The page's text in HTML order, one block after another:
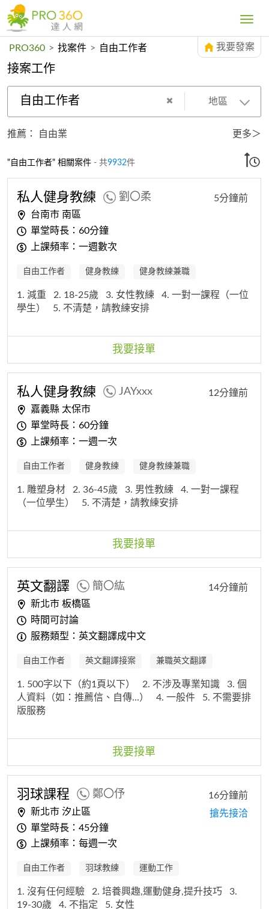
Toggle
PRO360 > 找案件 > 自由工作者 我要發案
接案工作
自由工作者 地區
推薦： 自由業 更多＞
"自由工作者" 相關案件 - 共9932件
私人健身教練 劉〇柔
台南市 南區
單堂時長：60分鐘
上課頻率：一週數次
5分鐘前
自由工作者 健身教練 健身教練兼職
1. 減重 2. 18-25歲 3. 女性教練
4. 一對一課程（一位
學生）
5. 不清楚，請教練安排
我要接單
私人健身教練 JAYxxx
嘉義縣 太保市
單堂時長：60分鐘
上課頻率：一週一次
12分鐘前
自由工作者 健身教練 健身教練兼職
1. 雕塑身材 2. 36-45歲 3. 男性教練
4. 一對一課程
（一位學生）
5. 不清楚，請教練安排
我要接單
英文翻譯 簡〇紘
新北市 板橋區
時間可討論
服務類型：英文翻譯成中文
14分鐘前
自由工作者 英文翻譯接案 兼職英文翻譯
1. 500字以下（約1頁以下） 2. 不涉及專業知識
3. 個
人資料（如：推薦信、自傳...）
4. 一般件
5. 不需要排
版服務
我要接單
羽球課程 鄭〇伃
新北市 汐止區
單堂時長：45分鐘
上課頻率：每週一次
16分鐘前
搶先接洽
自由工作者 羽球教練 運動工作
1. 沒有任何經驗 2. 培養興趣,運動健身,提升技巧
3.
19-30歲
4. 不指定 5. 女性